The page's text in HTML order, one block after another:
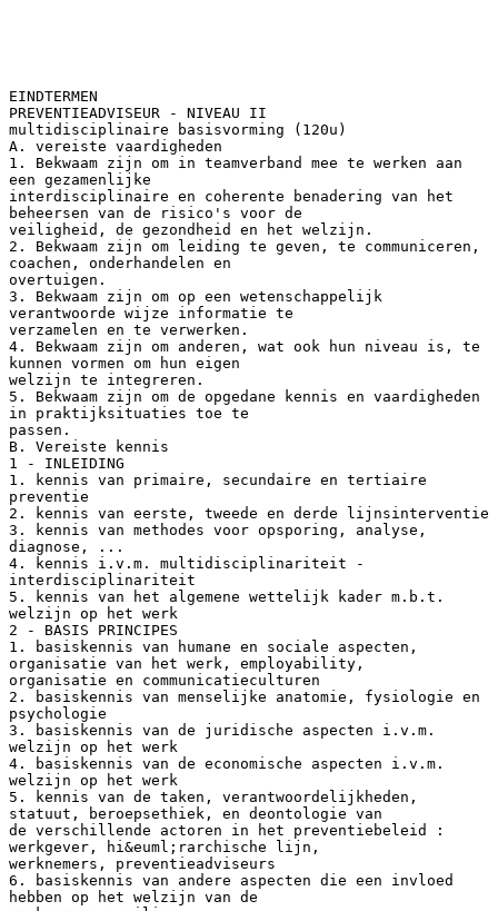
EINDTERMEN
PREVENTIEADVISEUR - NIVEAU II
multidisciplinaire basisvorming (120u)
A. vereiste vaardigheden
1. Bekwaam zijn om in teamverband mee te werken aan
een gezamenlijke
interdisciplinaire en coherente benadering van het
beheersen van de risico's voor de
veiligheid, de gezondheid en het welzijn.
2. Bekwaam zijn om leiding te geven, te communiceren,
coachen, onderhandelen en
overtuigen.
3. Bekwaam zijn om op een wetenschappelijk
verantwoorde wijze informatie te
verzamelen en te verwerken.
4. Bekwaam zijn om anderen, wat ook hun niveau is, te
kunnen vormen om hun eigen
welzijn te integreren.
5. Bekwaam zijn om de opgedane kennis en vaardigheden
in praktijksituaties toe te
passen.
B. Vereiste kennis
1 - INLEIDING
1. kennis van primaire, secundaire en tertiaire
preventie
2. kennis van eerste, tweede en derde lijnsinterventie
3. kennis van methodes voor opsporing, analyse,
diagnose, ...
4. kennis i.v.m. multidisciplinariteit -
interdisciplinariteit
5. kennis van het algemene wettelijk kader m.b.t.
welzijn op het werk
2 - BASIS PRINCIPES
1. basiskennis van humane en sociale aspecten,
organisatie van het werk, employability,
organisatie en communicatieculturen
2. basiskennis van menselijke anatomie, fysiologie en
psychologie
3. basiskennis van de juridische aspecten i.v.m.
welzijn op het werk
4. basiskennis van de economische aspecten i.v.m.
welzijn op het werk
5. kennis van de taken, verantwoordelijkheden,
statuut, beroepsethiek, en deontologie van
de verschillende actoren in het preventiebeleid :
werkgever, hi&euml;rarchische lijn,
werknemers, preventieadviseurs
6. basiskennis van andere aspecten die een invloed
hebben op het welzijn van de